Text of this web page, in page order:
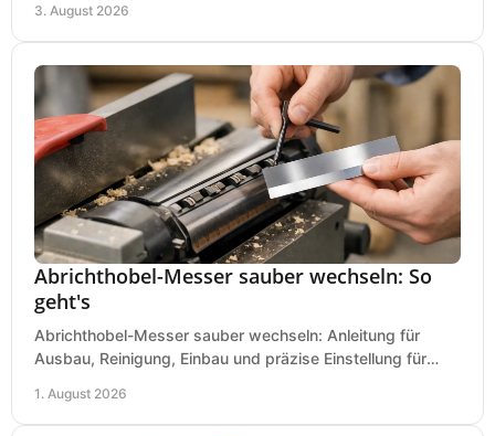
3. August 2026
Abrichthobel-Messer sauber wechseln: So
geht's
Abrichthobel-Messer sauber wechseln: Anleitung für
Ausbau, Reinigung, Einbau und präzise Einstellung für
1. August 2026